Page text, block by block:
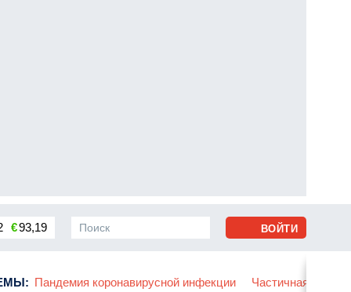
€93,19
: Пандемия коронавирусной инфекции Частичная
ВОЙТИ